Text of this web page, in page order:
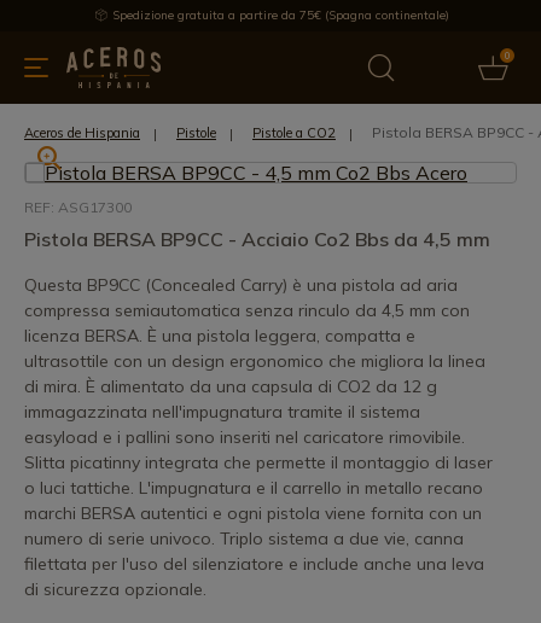
Spedizione gratuita a partire da 75€ (Spagna continentale)
0
cucina Offre Ultime notizie Venduti Marche
Aceros de Hispania Pistole Pistole a CO2 Pistola BERSA BP9CC
REF: ASG17300
Pistola BERSA BP9CC - Acciaio Co2 Bbs da 4,5 mm
Questa BP9CC (Concealed Carry) è una pistola ad aria
compressa semiautomatica senza rinculo da 4,5 mm con
licenza BERSA. È una pistola leggera, compatta e
ultrasottile con un design ergonomico che migliora la linea
di mira. È alimentato da una capsula di CO2 da 12 g
immagazzinata nell'impugnatura tramite il sistema
easyload e i pallini sono inseriti nel caricatore rimovibile.
Slitta picatinny integrata che permette il montaggio di laser
o luci tattiche. L'impugnatura e il carrello in metallo recano
marchi BERSA autentici e ogni pistola viene fornita con un
numero di serie univoco. Triplo sistema a due vie, canna
filettata per l'uso del silenziatore e include anche una leva
di sicurezza opzionale.